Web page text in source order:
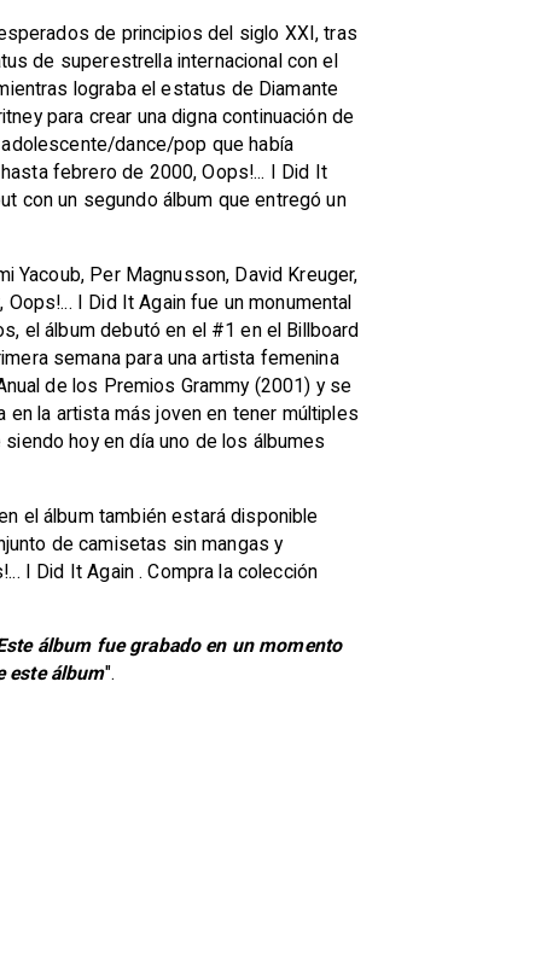
de principios del siglo XXI, tras
de superestrella internacional con el
lograba el estatus de Diamante
para crear una digna continuación de
dance/pop que había
febrero de 2000, Oops!... I Did It
con un segundo álbum que entregó un
Yacoub, Per Magnusson, David Kreuger,
I Did It Again fue un monumental
el álbum debutó en el #1 en el Billboard
semana para una artista femenina
de los Premios Grammy (2001) y se
la artista más joven en tener múltiples
hoy en día uno de los álbumes
el álbum también estará disponible
de camisetas sin mangas y
I Did It Again . Compra la colección
álbum fue grabado en un momento
este álbum".